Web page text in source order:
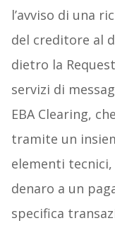
l’avviso di una
del creditore al
dietro la
servizi di
EBA Clearing,
tramite un
elementi
denaro a un
specifica